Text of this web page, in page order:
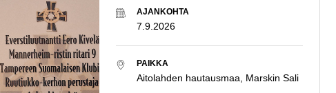
AJANKOHTA
7.9.2026
PAIKKA
Aitolahden hautausmaa, Marskin Sali